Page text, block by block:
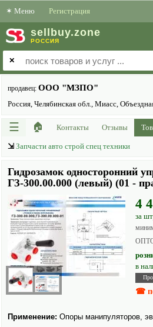
✶ Меню Регистрация
sell buy.zone
РОССИЯ
✕
продавец: ООО "МЗПО"
Россия, Челябинская обл., Миасс,
☰ 🏠 Контакты Отзывы
⇲ Запчасти авто строй спец техники
Гидрозамок односторонний
ГЗ-300.00.000 (левый) (01 -
4
за
в
☎
Применение: Опоры манипуляторов,